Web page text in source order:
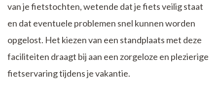
van je fietstochten, wetende dat je fiets veilig staat
en dat eventuele problemen snel kunnen worden
opgelost. Het kiezen van een standplaats met deze
faciliteiten draagt bij aan een zorgeloze en plezierige
fietservaring tijdens je vakantie.